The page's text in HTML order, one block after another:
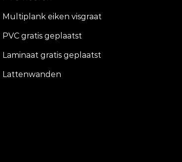
Multiplank eiken visgraat
PVC gratis geplaatst
Laminaat gratis geplaatst
Lattenwanden